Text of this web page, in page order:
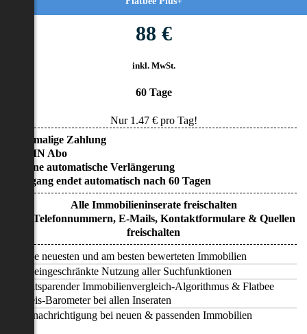
88 €
inkl. MwSt.
60 Tage
Nur 1.47€ pro Tag!
• Einmalige Zahlung
• KEIN Abo
• Keine automatische Verlängerung
• Zugang endet automatisch nach 60 Tagen
Alle Immobilieninserate freischalten
Alle Telefonnummern, E-Mails, Kontaktformulare & Quellen
freischalten
Alle neuesten und am besten bewerteten Immobilien
Uneingeschränkte Nutzung aller Suchfunktionen
Zeitsparender Immobilienvergleich-Algorithmus & Flatbee
Preis-Barometer bei allen Inseraten
Benachrichtigung bei neuen & passenden Immobilien